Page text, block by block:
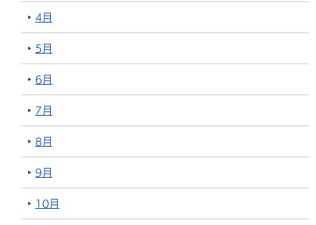
4月
5月
6月
7月
8月
9月
10月